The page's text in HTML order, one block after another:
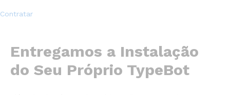
Contratar
Entregamos a Instalação
do Seu Próprio TypeBot